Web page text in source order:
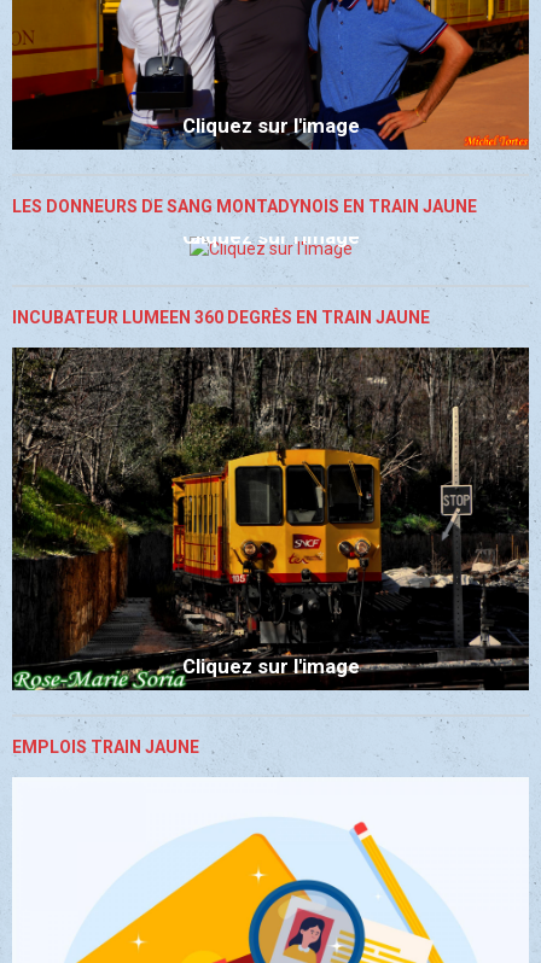
Cliquez sur l'image
LES DONNEURS DE SANG MONTADYNOIS EN TRAIN JAUNE
Cliquez sur l'image
INCUBATEUR LUMEEN 360 DEGRÈS EN TRAIN JAUNE
Cliquez sur l'image
EMPLOIS TRAIN JAUNE